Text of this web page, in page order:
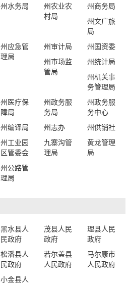
州水务局
州农业农
村局
州商务局
州文广旅
局
州应急管
理局
州审计局
州国资委
州市场监
管局
州统计局
州机关事
务管理局
州医疗保
障局
州政务服
务局
州政务服
务中心
州编译局 州志办
州供销社
州工业园
区管委会
九寨沟管
理局
黄龙管理
局
州公路管
理局
黑水县人
民政府
茂县人民
政府
理县人民
政府
松潘县人
民政府
若尔盖县
人民政府
马尔康市
人民政府
小金县人